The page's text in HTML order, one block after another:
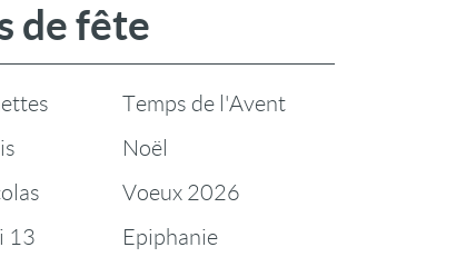
de fête
13
Temps de l'Avent
Noël
Voeux 2026
Epiphanie